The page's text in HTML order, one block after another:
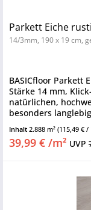
Parkett Eiche
14/3mm, 190 x 19 cm,
BASICfloor Parkett
Stärke 14 mm,
natürlichen,
besonders
Inhalt 2.888 m² (115,49 € /
39,99 € /m² UVP